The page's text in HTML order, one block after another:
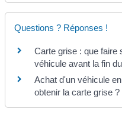
Questions ? Réponses !
Carte grise : que faire
véhicule avant la fin
Achat d'un véhicule
obtenir la carte grise ?